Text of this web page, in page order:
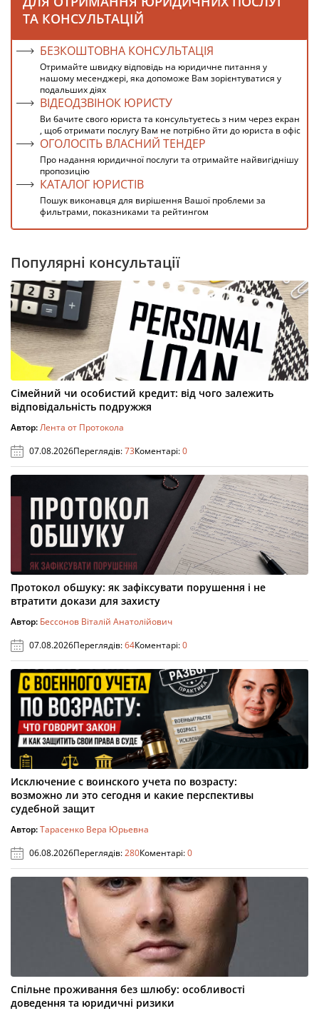
ТА КОНСУЛЬТАЦІЙ
БЕЗКОШТОВНА КОНСУЛЬТАЦІЯ
Отримайте швидку відповідь на юридичне питання у
нашому месенджері, яка допоможе Вам зорієнтуватися у
подальших діях
ВІДЕОДЗВІНОК ЮРИСТУ
Ви бачите свого юриста та консультуєтесь з ним через екран
, щоб отримати послугу Вам не потрібно йти до юриста в офіс
ОГОЛОСІТЬ ВЛАСНИЙ ТЕНДЕР
Про надання юридичної послуги та отримайте найвигіднішу
пропозицію
КАТАЛОГ ЮРИСТІВ
Пошук виконавця для вирішення Вашої проблеми за
фильтрами, показниками та рейтингом
Популярні консультації
Сімейний чи особистий кредит: від чого залежить
відповідальність подружжя
Автор:Лента от Протокола
07.08.2026Переглядів:73Коментарі:0
Протокол обшуку: як зафіксувати порушення і не
втратити докази для захисту
Автор: Бессонов Віталій Анатолійович
07.08.2026Переглядів:64Коментарі:0
Исключение с воинского учета по возрасту:
возможно ли это сегодня и какие перспективы
судебной защит
Автор:Тарасенко Вера Юрьевна
06.08.2026Переглядів:280Коментарі:0
Спільне проживання без шлюбу: особливості
доведення та юридичні ризики